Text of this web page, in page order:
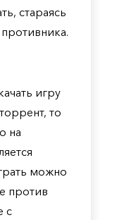
стараясь
игру
то
на
можно
против
с